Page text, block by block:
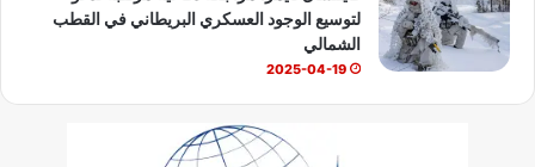
لتوسيع الوجود العسكري البريطاني في القطب
الشمالي
2025-04-19